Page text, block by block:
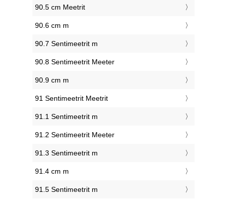
90.5 cm Meetrit
90.6 cm m
90.7 Sentimeetrit m
90.8 Sentimeetrit Meeter
90.9 cm m
91 Sentimeetrit Meetrit
91.1 Sentimeetrit m
91.2 Sentimeetrit Meeter
91.3 Sentimeetrit m
91.4 cm m
91.5 Sentimeetrit m